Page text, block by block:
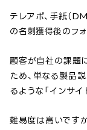
テレアポ、手紙（
の名刺獲得後のフ
顧客が自社の課題
ため、単なる製品
るような「インサイ
難易度は高いです